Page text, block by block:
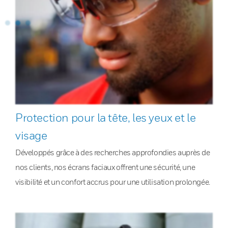
Protection pour la tête, les yeux et le
visage
Développés grâce à des recherches approfondies auprès de
nos clients, nos écrans faciaux offrent une sécurité, une
visibilité et un confort accrus pour une utilisation prolongée.